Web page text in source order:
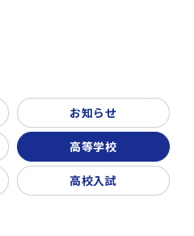
ご利用ガイド
お知らせ
高等学校
高校入試